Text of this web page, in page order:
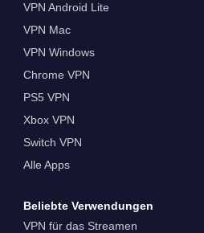
VPN Android Lite
VPN Mac
VPN Windows
Chrome VPN
PS5 VPN
Xbox VPN
Switch VPN
Alle Apps
Beliebte Verwendungen
VPN für das Streamen